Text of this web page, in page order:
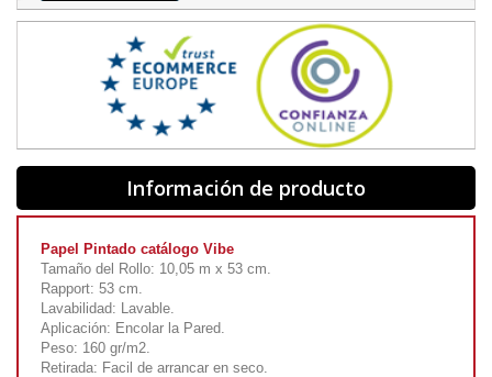
Información de producto
Papel Pintado catálogo Vibe
Tamaño del Rollo: 10,05 m x 53 cm.
Rapport: 53 cm.
Lavabilidad: Lavable.
Aplicación: Encolar la Pared.
Peso: 160 gr/m2.
Retirada: Facil de arrancar en seco.